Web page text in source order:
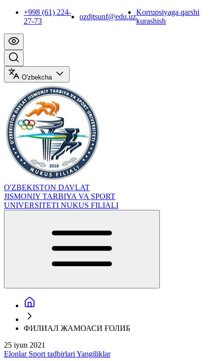
+998 (61) 224-
27-73
ozdjtsunf@edu.uz
Korrupsiyaga qarshi
kurashish
O'zbekcha
O'ZBEKISTON DAVLAT
JISMONIY TARBIYA VA SPORT
UNIVERSITETI NUKUS FILIALI
ФИЛИАЛ ЖАМОАСИ ҒОЛИБ
25 iyun 2021
Elonlar Sport tadbirlari Yangiliklar